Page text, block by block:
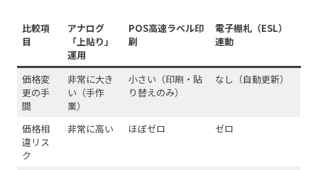
比較項
目
アナログ
「上貼り」
運用
POS高速ラベル印
刷
電子棚札（ESL）
連動
価格変
更の手
間
非常に大き
い（手作
業）
小さい（印刷・貼
り替えのみ）
なし（自動更新）
価格相
違リス
ク
非常に高い ほぼゼロ ゼロ